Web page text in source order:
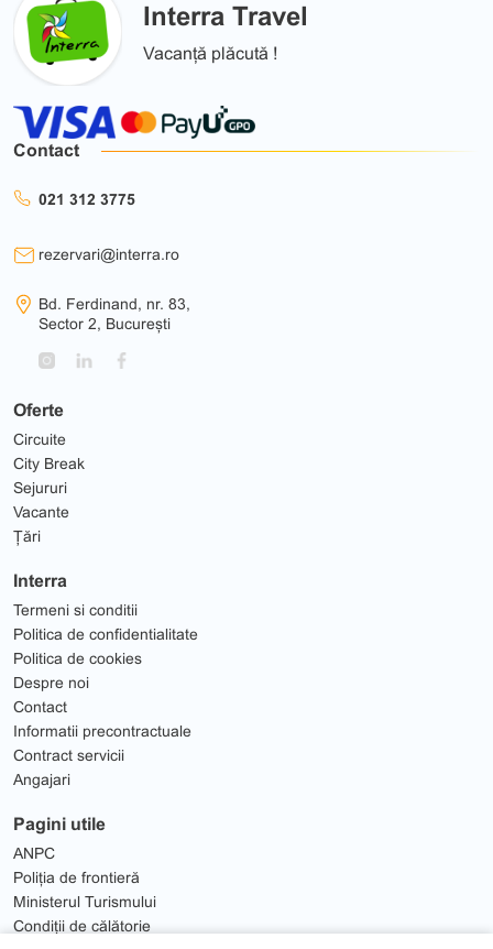
Interra Travel
Vacanță plăcută !
Oferte
Circuite
City Break
Sejururi
Vacante
Țări
Interra
Termeni si conditii
Politica de confidentialitate
Politica de cookies
Despre noi
Contact
Informatii precontractuale
Contract servicii
Angajari
Pagini utile
ANPC
Poliția de frontieră
Ministerul Turismului
Condiții de călătorie
Contact
021 312 3775
rezervari@interra.ro
Bd. Ferdinand, nr. 83,
Sector 2, București